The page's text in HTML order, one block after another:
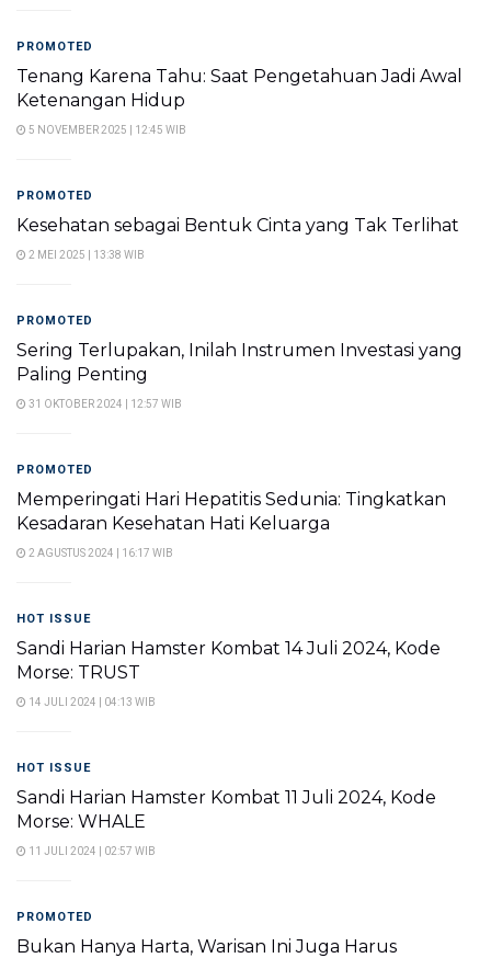
PROMOTED
Tenang Karena Tahu: Saat Pengetahuan Jadi Awal
Ketenangan Hidup
5 NOVEMBER 2025 | 12:45 WIB
PROMOTED
Kesehatan sebagai Bentuk Cinta yang Tak Terlihat
2 MEI 2025 | 13:38 WIB
PROMOTED
Sering Terlupakan, Inilah Instrumen Investasi yang
Paling Penting
31 OKTOBER 2024 | 12:57 WIB
PROMOTED
Memperingati Hari Hepatitis Sedunia: Tingkatkan
Kesadaran Kesehatan Hati Keluarga
2 AGUSTUS 2024 | 16:17 WIB
HOT ISSUE
Sandi Harian Hamster Kombat 14 Juli 2024, Kode
Morse: TRUST
14 JULI 2024 | 04:13 WIB
HOT ISSUE
Sandi Harian Hamster Kombat 11 Juli 2024, Kode
Morse: WHALE
11 JULI 2024 | 02:57 WIB
PROMOTED
Bukan Hanya Harta, Warisan Ini Juga Harus